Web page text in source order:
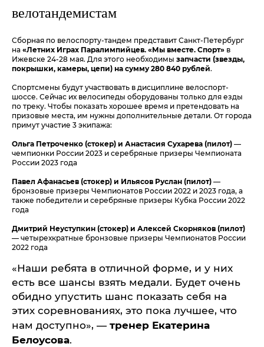
велотандемистам
Сборная по велоспорту-тандем представит Санкт-Петербург
на«Летних Играх Паралимпийцев. «Мы вместе. Спорт» в
Ижевске 24-28 мая. Для этого необходимы запчасти (звезды,
покрышки, камеры, цепи) на сумму 280 840 рублей.
Спортсмены будут участвовать в дисциплине велоспорт-
шоссе. Сейчас их велосипеды оборудованы только для езды
по треку. Чтобы показать хорошее время и претендовать на
призовые места, им нужны дополнительные детали. От города
примут участие 3 экипажа:
Ольга Петроченко (стокер) и Анастасия Сухарева (пилот)—
чемпионки России 2023 и серебряные призеры Чемпионата
России 2023 года
Павел Афанасьев (стокер) и Ильясов Руслан (пилот)—
бронзовые призеры Чемпионатов России 2022 и 2023 года, а
также победители и серебряные призеры Кубка России 2022
года
Дмитрий Неуступкин (стокер) и Алексей Скорняков (пилот)
— четырехкратные бронзовые призеры Чемпионатов России
2022 года
«Наши ребята в отличной форме, и у них
есть все шансы взять медали. Будет очень
обидно упустить шанс показать себя на
этих соревнованиях, это пока лучшее, что
нам доступно», — тренер Екатерина
Белоусова.